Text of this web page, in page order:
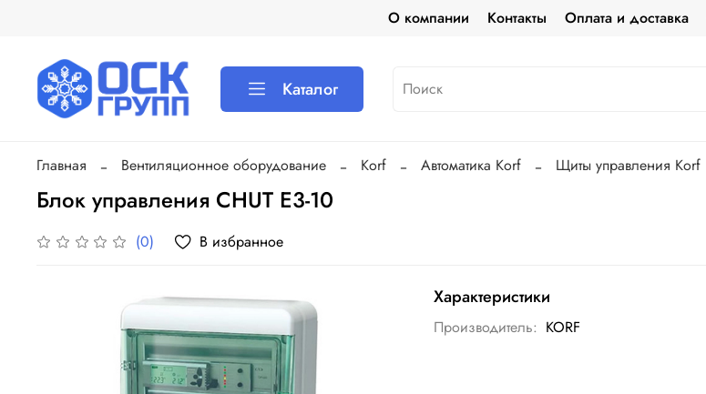
О компании Контакты Оплата и доставка
Каталог
Главная Вентиляционное оборудование Korf Автоматика Korf Щиты управления Korf
Блок управления CHUT E3-10
(0) В избранное
Характеристики
Производитель: KORF